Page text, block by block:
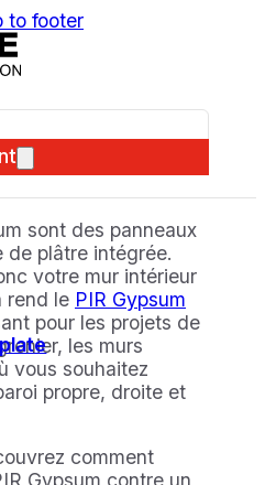
to footer
sont des panneaux
de plâtre intégrée.
votre mur intérieur
rend le PIR Gypsum
pour les projets de
les murs
vous souhaitez
propre, droite et
comment
Gypsum contre un